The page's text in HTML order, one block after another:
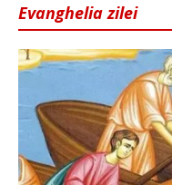
Evanghelia zilei